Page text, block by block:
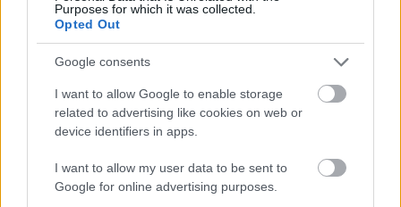
Purposes for which it was collected.
Opted Out
Google consents
I want to allow Google to enable storage
related to advertising like cookies on web or
device identifiers in apps.
I want to allow my user data to be sent to
Google for online advertising purposes.
tetőcserép